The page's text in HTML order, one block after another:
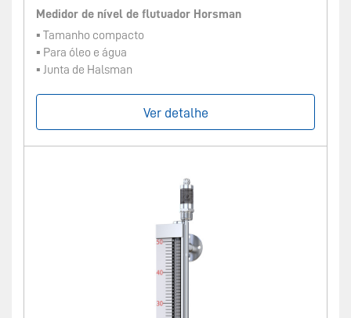
Medidor de nível de flutuador Horsman
▪ Tamanho compacto
▪ Para óleo e água
▪ Junta de Halsman
Ver detalhe